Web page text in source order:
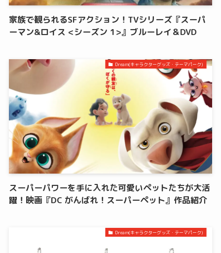
家族で観られるSFアクション！TVシリーズ『スーパ
ーマン&ロイス <シーズン 1>』ブルーレイ＆DVD
Dream(キャラクターグッズ・テーマパーク)
スーパーパワーを手に入れた可愛いペットたちが大活
躍！映画『DC がんばれ！スーパーペット』作品紹介
Dream(キャラクターグッズ・テーマパーク)